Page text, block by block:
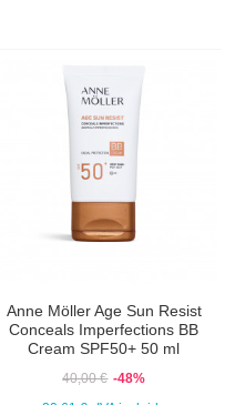
Anne Möller Age Sun Resist
Conceals Imperfections BB
Cream SPF50+ 50 ml
40,00 € -48%